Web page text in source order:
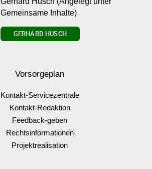
Gemeinsame Inhalte)
GERHARD HUSCH
Vorsorgeplan
Kontakt-Servicezentrale
Kontakt-Redaktion
Feedback-geben
Rechtsinformationen
Projektrealisation